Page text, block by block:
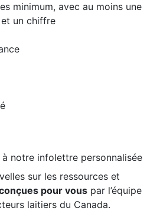
minimum, avec au moins une
un chiffre
notre infolettre personnalisée
sur les ressources et
pour vous par l’équipe
laitiers du Canada.